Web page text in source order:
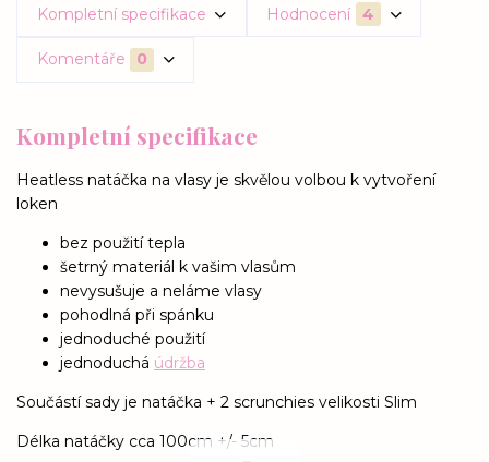
Kompletní specifikace Hodnocení 4
Komentáře 0
Kompletní specifikace
Heatless natáčka na vlasy je skvělou volbou k vytvoření
loken
bez použití tepla
šetrný materiál k vašim vlasům
nevysušuje a neláme vlasy
pohodlná při spánku
jednoduché použití
jednoduchá údržba
Součástí sady je natáčka + 2 scrunchies velikosti Slim
Délka natáčky cca 100cm +/- 5cm